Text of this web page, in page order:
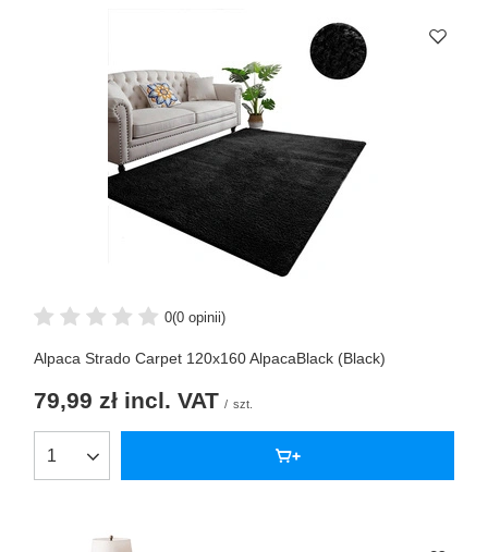
0(0 opinii)
Alpaca Strado Carpet 120x160 AlpacaBlack (Black)
79,99 zł incl. VAT / szt.